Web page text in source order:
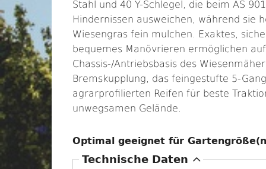
Stahl und 40 Y-Schlegel, die beim AS 901
Hindernissen ausweichen, während sie
Wiesengras fein mulchen. Exaktes,
bequemes Manövrieren ermöglichen
Chassis-/Antriebsbasis des
Bremskupplung, das feingestufte 5-
agrarprofilierten Reifen für beste
unwegsamen Gelände.
Optimal geeignet für
A
Technische Daten